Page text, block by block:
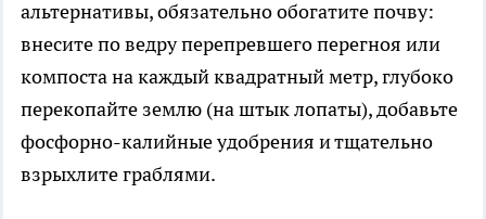
альтернативы, обязательно обогатите почву:
внесите по ведру перепревшего перегноя или
компоста на каждый квадратный метр, глубоко
перекопайте землю (на штык лопаты), добавьте
фосфорно-калийные удобрения и тщательно
взрыхлите граблями.